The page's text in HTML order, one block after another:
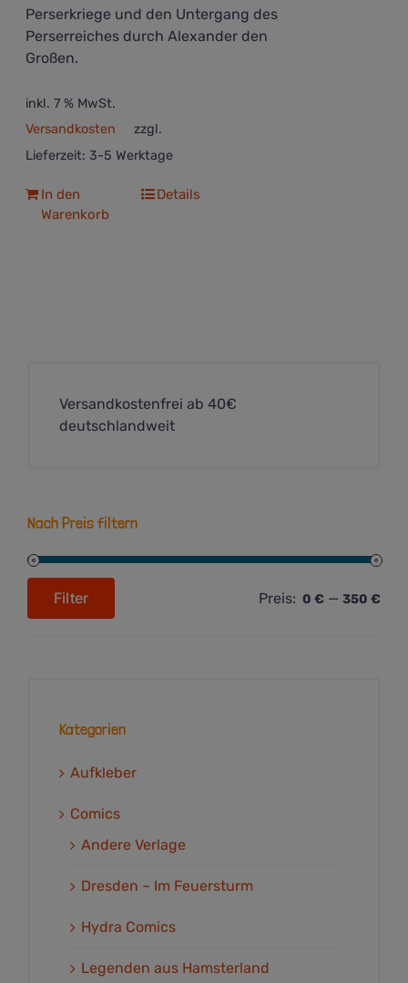
Perserkriege und den Untergang des
Perserreiches durch Alexander den
Großen.
inkl. 7 % MwSt.
zzgl.
Versandkosten
Lieferzeit: 3-5 Werktage
In den
Warenkorb
Details
Versandkostenfrei ab 40€
deutschlandweit
Nach Preis filtern
Max.
Filter Preis: 0 € — 350 €
Kategorien
Aufkleber
Comics
Andere Verlage
Dresden – Im Feuersturm
Hydra Comics
Legenden aus Hamsterland